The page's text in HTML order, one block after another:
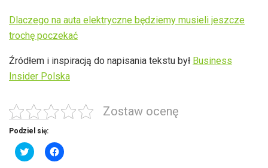
Dlaczego na auta elektryczne będziemy musieli jeszcze
trochę poczekać
Źródłem i inspiracją do napisania tekstu był Business
Insider Polska
Zostaw ocenę
Podziel się:
C
l
C
l